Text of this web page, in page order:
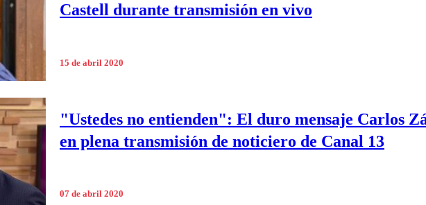
Castell durante transmisión en vivo
15 de abril 2020
"Ustedes no entienden": El duro mensaje Carlos
en plena transmisión de noticiero de Canal 13
07 de abril 2020